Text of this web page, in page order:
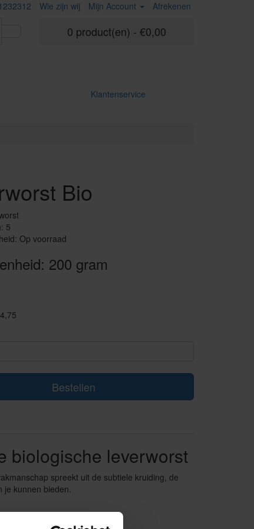
Wie zijn wij Mijn Account Afrekenen
0 product(en) - €0,00
Klantenservice
Bio
5
Op voorraad
200 gram
Bestellen
biologische leverworst
spreekt uit de subtiele kruiding, de
je kunnen bieden.